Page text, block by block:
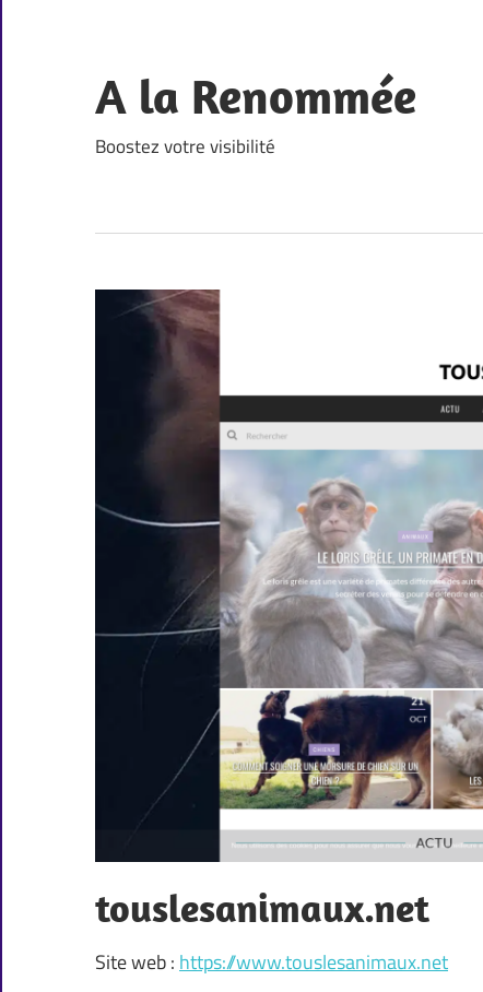
content
A la Renommée
Boostez votre visibilité
touslesanimaux.net
Site web : https://www.touslesanimaux.net